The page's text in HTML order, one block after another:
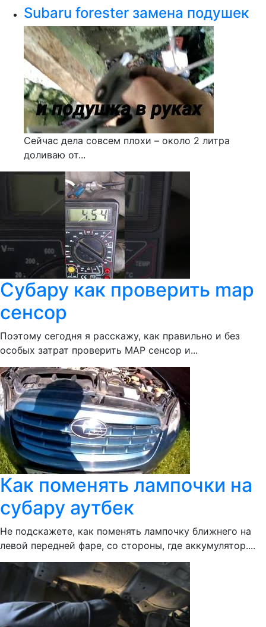
Subaru forester замена подушек
Сейчас дела совсем плохи – около 2 литра
доливаю от...
Субару как проверить map
сенсор
Поэтому сегодня я расскажу, как правильно и без
особых затрат проверить MAP сенсор и...
Как поменять лампочки на
субару аутбек
Не подскажете, как поменять лампочку ближнего на
левой передней фаре, со стороны, где аккумулятор....